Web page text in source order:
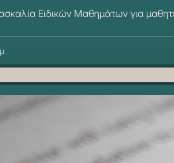
Ειδικών Μαθημάτων για